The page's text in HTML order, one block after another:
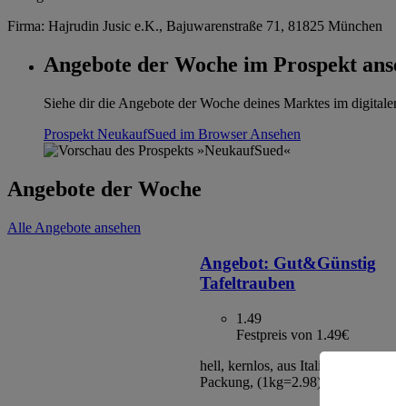
Firma: Hajrudin Jusic e.K., Bajuwarenstraße 71, 81825 München
Angebote der Woche im Prospekt
Siehe dir die Angebote der Woche deines Marktes im
Prospekt NeukaufSued im BrowserAnsehen
Angebote der Woche
Alle Angebote ansehen
Angebot: Gut&Günstig
Tafeltrauben
1.49
Festpreis von 1.49€
hell, kernlos, aus Italien/Spanien,
Packung, (1kg=2.98)